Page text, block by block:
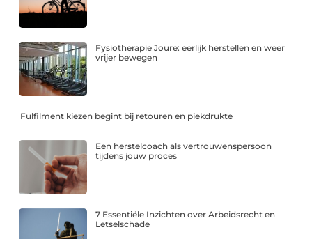
Fysiotherapie Joure: eerlijk herstellen en weer
vrijer bewegen
Fulfilment kiezen begint bij retouren en piekdrukte
Een herstelcoach als vertrouwenspersoon
tijdens jouw proces
7 Essentiële Inzichten over Arbeidsrecht en
Letselschade